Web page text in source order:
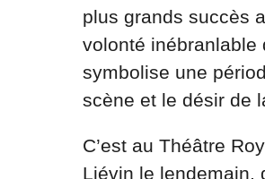
plus grands succès
volonté inébranlable
symbolise une
scène et le désir de
C’est au Théâtre
Liévin le lendemain,